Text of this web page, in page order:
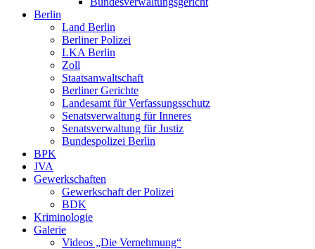
Berlin
Land Berlin
Berliner Polizei
LKA Berlin
Zoll
Staatsanwaltschaft
Berliner Gerichte
Landesamt für Verfassungsschutz
Senatsverwaltung für Inneres
Senatsverwaltung für Justiz
Bundespolizei Berlin
BPK
JVA
Gewerkschaften
Gewerkschaft der Polizei
BDK
Kriminologie
Galerie
Videos „Die Vernehmung“